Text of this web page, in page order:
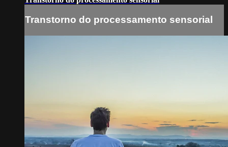
Transtorno do processamento sensorial